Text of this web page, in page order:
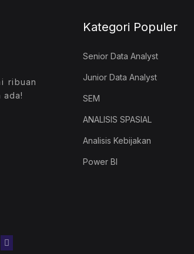
ribuan
ada!
Kategori Populer
Senior Data Analyst
Junior Data Analyst
SEM
ANALISIS SPASIAL
Analisis Kebijakan
Power BI